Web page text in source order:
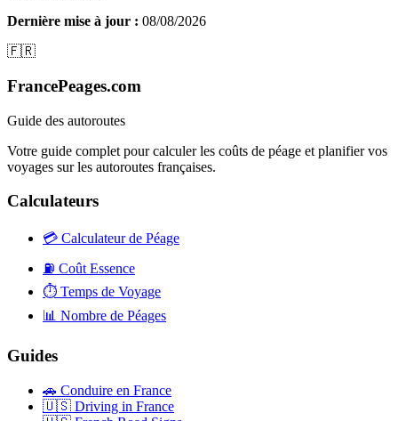
Dernière mise à jour : 08/08/2026
🇫🇷
FrancePeages.com
Guide des autoroutes
Votre guide complet pour calculer les coûts de péage et planifier vos
voyages sur les autoroutes françaises.
Calculateurs
💳 Calculateur de Péage
⛽ Coût Essence
⏱️ Temps de Voyage
📊 Nombre de Péages
Guides
🚗 Conduire en France
🇺🇸 Driving in France